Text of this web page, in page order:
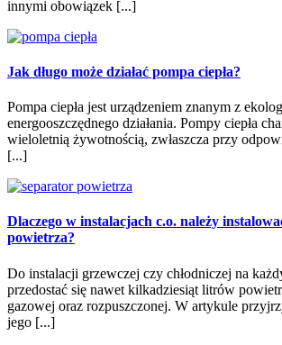
innymi obowiązek [...]
Jak długo może działać pompa ciepła?
Pompa ciepła jest urządzeniem znanym z
energooszczędnego działania. Pompy ciepła
wieloletnią żywotnością, zwłaszcza przy
[...]
Dlaczego w instalacjach c.o. należy
powietrza?
Do instalacji grzewczej czy chłodniczej na
przedostać się nawet kilkadziesiąt litrów
gazowej oraz rozpuszczonej. W artykule
jego [...]